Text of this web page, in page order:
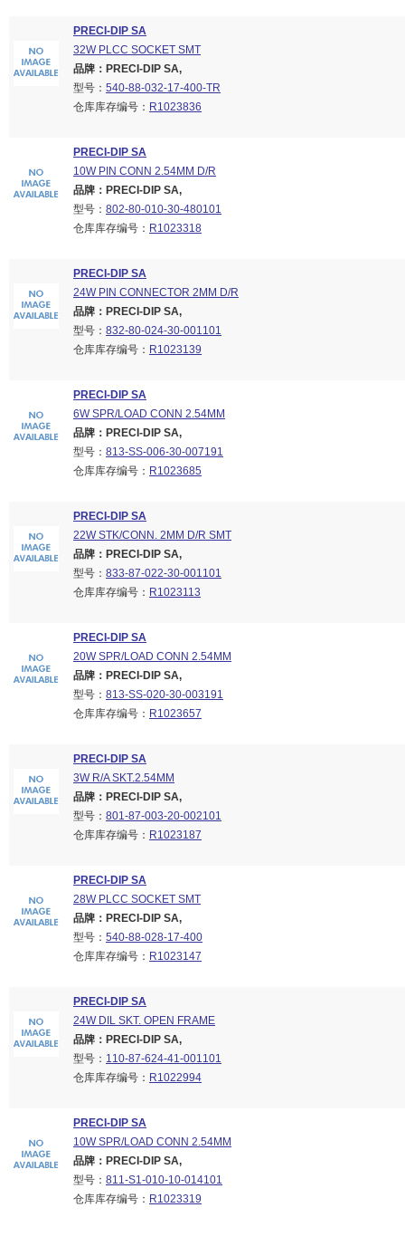
PRECI-DIP SA
32W PLCC SOCKET SMT
品牌：PRECI-DIP SA,
型号： 540-88-032-17-400-TR
仓库库存编号： R1023836
PRECI-DIP SA
10W PIN CONN 2.54MM D/R
品牌：PRECI-DIP SA,
型号： 802-80-010-30-480101
仓库库存编号： R1023318
PRECI-DIP SA
24W PIN CONNECTOR 2MM D/R
品牌：PRECI-DIP SA,
型号： 832-80-024-30-001101
仓库库存编号： R1023139
PRECI-DIP SA
6W SPR/LOAD CONN 2.54MM
品牌：PRECI-DIP SA,
型号： 813-SS-006-30-007191
仓库库存编号： R1023685
PRECI-DIP SA
22W STK/CONN. 2MM D/R SMT
品牌：PRECI-DIP SA,
型号： 833-87-022-30-001101
仓库库存编号： R1023113
PRECI-DIP SA
20W SPR/LOAD CONN 2.54MM
品牌：PRECI-DIP SA,
型号： 813-SS-020-30-003191
仓库库存编号： R1023657
PRECI-DIP SA
3W R/A SKT.2.54MM
品牌：PRECI-DIP SA,
型号： 801-87-003-20-002101
仓库库存编号： R1023187
PRECI-DIP SA
28W PLCC SOCKET SMT
品牌：PRECI-DIP SA,
型号： 540-88-028-17-400
仓库库存编号： R1023147
PRECI-DIP SA
24W DIL SKT. OPEN FRAME
品牌：PRECI-DIP SA,
型号： 110-87-624-41-001101
仓库库存编号： R1022994
PRECI-DIP SA
10W SPR/LOAD CONN 2.54MM
品牌：PRECI-DIP SA,
型号： 811-S1-010-10-014101
仓库库存编号： R1023319